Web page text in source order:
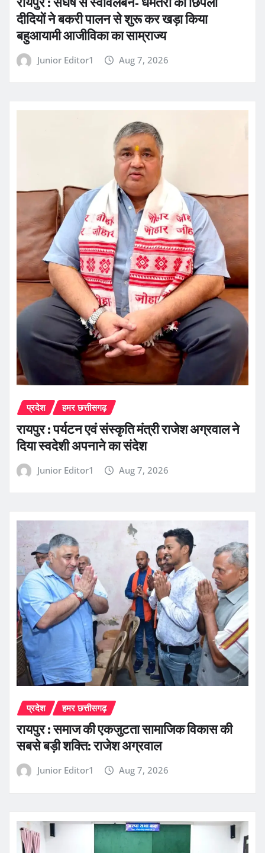
दीदियों ने बकरी पालन से शुरू कर खड़ा किया
बहुआयामी आजीविका का साम्राज्य
Junior Editor1 Aug 7, 2026
प्रदेश हमर छत्तीसगढ़
रायपुर : पर्यटन एवं संस्कृति मंत्री राजेश अग्रवाल ने
दिया स्वदेशी अपनाने का संदेश
Junior Editor1 Aug 7, 2026
प्रदेश हमर छत्तीसगढ़
रायपुर : समाज की एकजुटता सामाजिक विकास की
सबसे बड़ी शक्ति: राजेश अग्रवाल
Junior Editor1 Aug 7, 2026